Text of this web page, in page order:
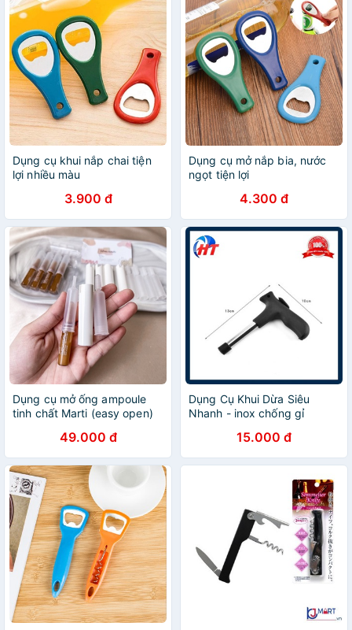
Dụng cụ khui nắp chai tiện
lợi nhiều màu
3.900 đ
Dụng cụ mở nắp bia, nước
ngọt tiện lợi
4.300 đ
Dụng cụ mở ống ampoule
tinh chất Marti (easy open)
49.000 đ
Dụng Cụ Khui Dừa Siêu
Nhanh - inox chống gỉ
15.000 đ